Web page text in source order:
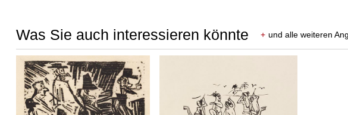
Was Sie auch interessieren könnte + und alle weiteren